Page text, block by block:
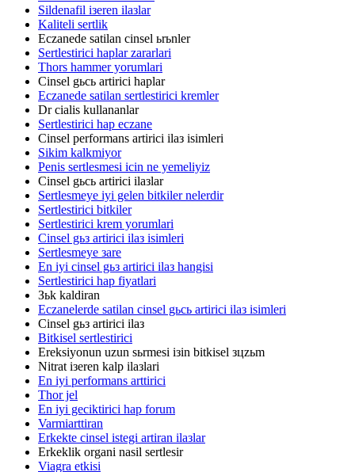
Sildenafil iзeren ilaзlar
Kaliteli sertlik
Eczanede satilan cinsel ьrьnler
Sertlestirici haplar zararlari
Thors hammer yorumlari
Cinsel gьcь artirici haplar
Eczanede satilan sertlestirici kremler
Dr cialis kullananlar
Sertlestirici hap eczane
Cinsel performans artirici ilaз isimleri
Sikim kalkmiyor
Penis sertlesmesi icin ne yemeliyiz
Cinsel gьcь artirici ilaзlar
Sertlesmeye iyi gelen bitkiler nelerdir
Sertlestirici bitkiler
Sertlestirici krem yorumlari
Cinsel gьз artirici ilaз isimleri
Sertlesmeye зare
En iyi cinsel gьз artirici ilaз hangisi
Sertlestirici hap fiyatlari
Зьk kaldiran
Eczanelerde satilan cinsel gьcь artirici ilaз isimleri
Cinsel gьз artirici ilaз
Bitkisel sertlestirici
Ereksiyonun uzun sьrmesi iзin bitkisel зцzьm
Nitrat iзeren kalp ilaзlari
En iyi performans arttirici
Thor jel
En iyi geciktirici hap forum
Varmiarttiran
Erkekte cinsel istegi artiran ilaзlar
Erkeklik organi nasil sertlesir
Viagra etkisi